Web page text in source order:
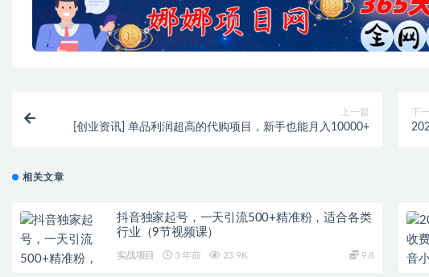
上一篇
[创业资讯] 单品利润超高的代购项目，新手也能月入10000+
下
相关文章
抖音独家起号，一天引流500+精准粉，适合各类
行业（9节视频课）
实战项目 3 年前 23.9K 9.8